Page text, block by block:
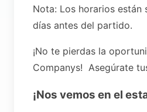
Nota: Los horarios
días antes del partido.
¡No te pierdas la
Companys! Asegúrate
¡Nos vemos en el